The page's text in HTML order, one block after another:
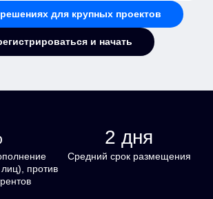
для крупных проектов
и начать
против
2 дня
Средний срок размещения